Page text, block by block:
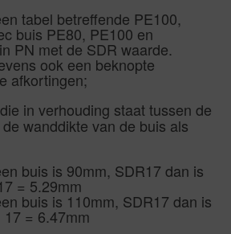
tabel betreffende PE100,
buis PE80, PE100 en
PN met de SDR waarde.
ook een beknopte
afkortingen;
in verhouding staat tussen de
wanddikte van de buis als
buis is 90mm, SDR17 dan is
= 5.29mm
buis is 110mm, SDR17 dan is
= 6.47mm